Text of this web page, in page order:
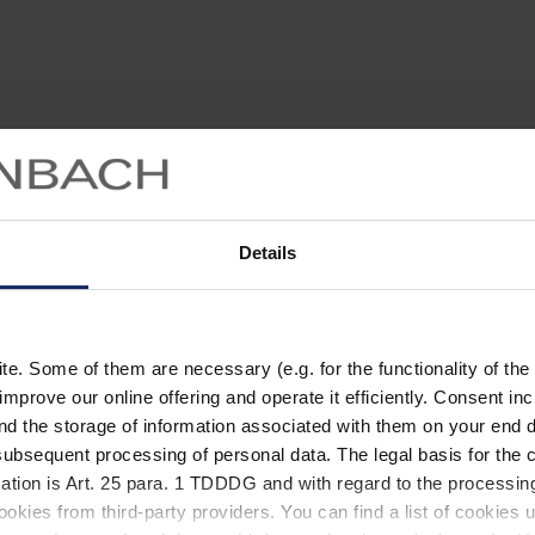
Details
Some of them are necessary (e.g. for the functionality of
our online offering and operate it efficiently. Consent
the storage of information associated with them on your end
processing of personal data. The legal basis for the
is Art. 25 para. 1 TDDDG and with regard to the
from third-party providers. You can find a list of cookies
de sus propios
el texto se revisa y actualiza
hechos en los que se basa,
aceptar responsabilidad
proporcionada.
La responsabilidad del contenido
sitio. No se observaron
El proveedor no tiene
Un monitoreo
específicas de una infracción de
de inmediato los enlaces
derivados del uso o no uso de
a menos que sea debido
El contenido y los trabajos
copyright de Alemania. Cualquier
intelectual y derechos de autor
de los derechos. Esto se aplica
almacenamiento, procesamiento
sistemas electrónicos. Los
autorizada del contenido del sitio
permite la producción de copias y
La presentación de este sitio web
escrito.
Política del sitio para las obras